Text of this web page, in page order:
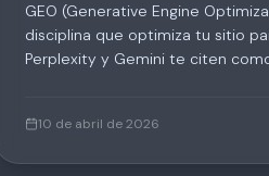
GEO (Generative Engine
disciplina que optimiza tu sitio
Perplexity y Gemini te citen
10 de abril de 2026